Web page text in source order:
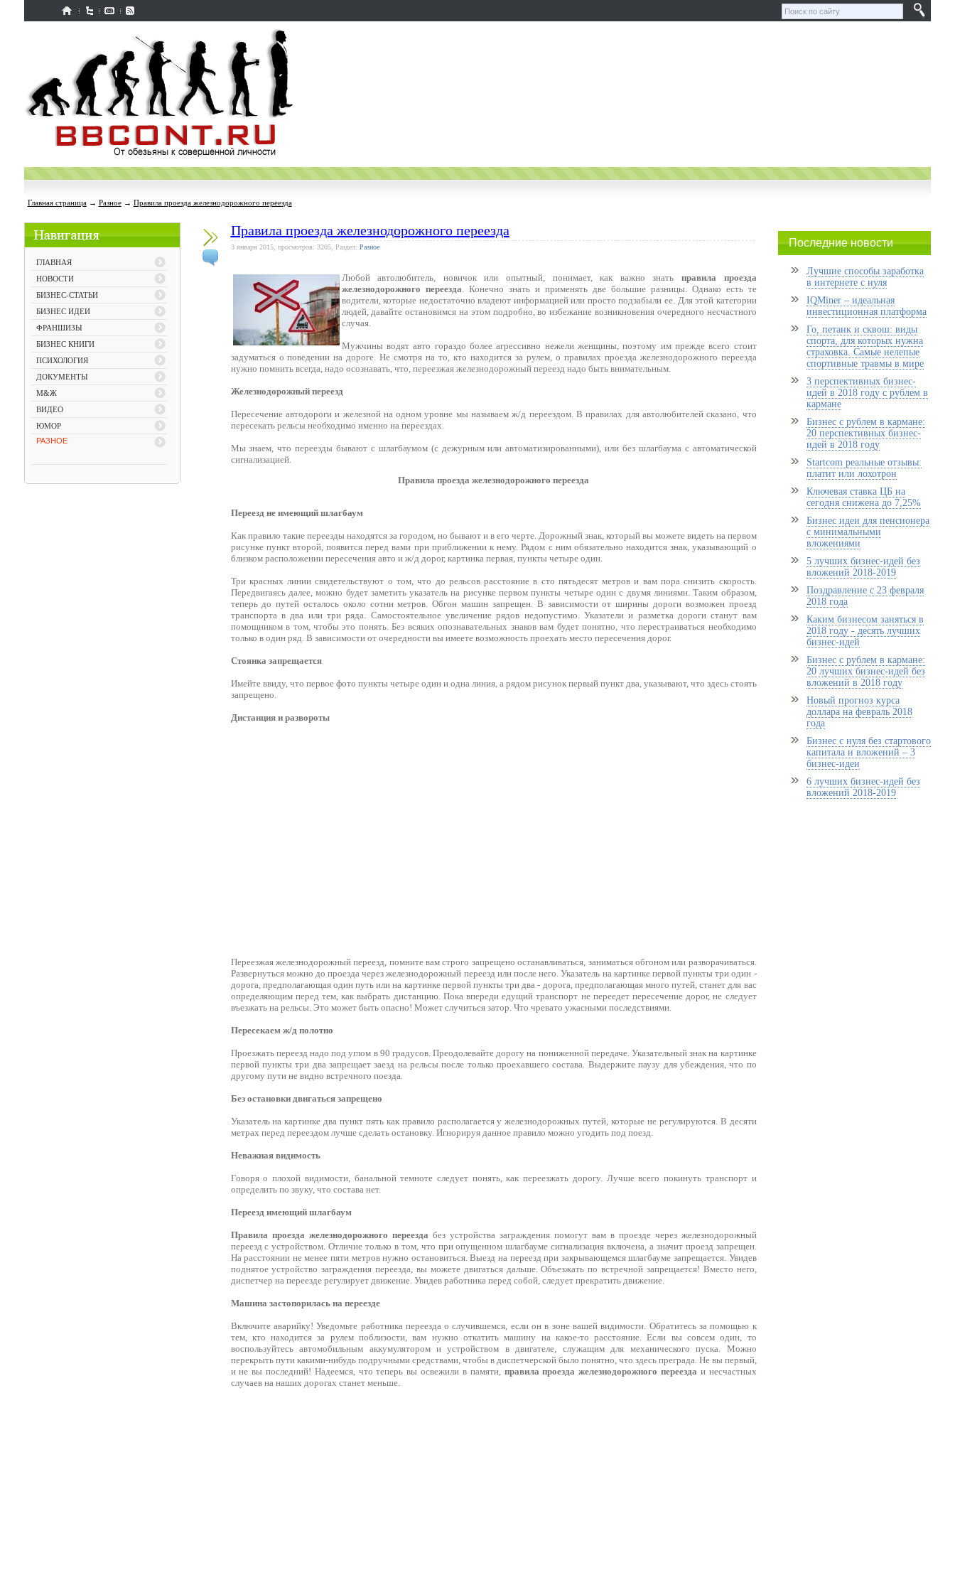
Главная страница→ Разное→ Правила проезда железнодорожного переезда
ГЛАВНАЯ
НОВОСТИ
БИЗНЕС-СТАТЬИ
БИЗНЕС ИДЕИ
ФРАНШИЗЫ
БИЗНЕС КНИГИ
ПСИХОЛОГИЯ
ДОКУМЕНТЫ
М&Ж
ВИДЕО
ЮМОР
РАЗНОЕ
Правила проезда железнодорожного переезда
3 января 2015, просмотров: 3205, Раздел: Разное
Любой автолюбитель, новичок или опытный, понимает, как важно знать правила проезда
железнодорожного переезда. Конечно знать и применять две большие разницы. Однако есть те
водители, которые недостаточно владеют информацией или просто подзабыли ее. Для этой категории
людей, давайте остановимся на этом подробно, во избежание возникновения очередного несчастного
случая.
Мужчины водят авто гораздо более агрессивно нежели женщины, поэтому им прежде всего стоит
задуматься о поведении на дороге. Не смотря на то, кто находится за рулем, о правилах проезда железнодорожного переезда
нужно помнить всегда, надо осознавать, что, переезжая железнодорожный переезд надо быть внимательным.
Железнодорожный переезд
Пересечение автодороги и железной на одном уровне мы называем ж/д переездом. В правилах для автолюбителей сказано, что
пересекать рельсы необходимо именно на переездах.
Мы знаем, что переезды бывают с шлагбаумом (с дежурным или автоматизированными), или без шлагбаума с автоматической
сигнализацией.
Правила проезда железнодорожного переезда
Переезд не имеющий шлагбаум
Как правило такие переезды находятся за городом, но бывают и в его черте. Дорожный знак, который вы можете видеть на первом
рисунке пункт второй, появится перед вами при приближении к нему. Рядом с ним обязательно находится знак, указывающий о
близком расположении пересечения авто и ж/д дорог, картинка первая, пункты четыре один.
Три красных линии свидетельствуют о том, что до рельсов расстояние в сто пятьдесят метров и вам пора снизить скорость.
Передвигаясь далее, можно будет заметить указатель на рисунке первом пункты четыре один с двумя линиями. Таким образом,
теперь до путей осталось около сотни метров. Обгон машин запрещен. В зависимости от ширины дороги возможен проезд
транспорта в два или три ряда. Самостоятельное увеличение рядов недопустимо. Указатели и разметка дороги станут вам
помощником в том, чтобы это понять. Без всяких опознавательных знаков вам будет понятно, что перестраиваться необходимо
только в один ряд. В зависимости от очередности вы имеете возможность проехать место пересечения дорог.
Стоянка запрещается
Имейте ввиду, что первое фото пункты четыре один и одна линия, а рядом рисунок первый пункт два, указывают, что здесь стоять
запрещено.
Дистанция и развороты
Переезжая железнодорожный переезд, помните вам строго запрещено останавливаться, заниматься обгоном или разворачиваться.
Развернуться можно до проезда через железнодорожный переезд или после него. Указатель на картинке первой пункты три один -
дорога, предполагающая один путь или на картинке первой пункты три два - дорога, предполагающая много путей, станет для вас
определяющим перед тем, как выбрать дистанцию. Пока впереди едущий транспорт не переедет пересечение дорог, не следует
въезжать на рельсы. Это может быть опасно! Может случиться затор. Что чревато ужасными последствиями.
Пересекаем ж/д полотно
Проезжать переезд надо под углом в 90 градусов. Преодолевайте дорогу на пониженной передаче. Указательный знак на картинке
первой пункты три два запрещает заезд на рельсы после только проехавшего состава. Выдержите паузу для убеждения, что по
другому пути не видно встречного поезда.
Без остановки двигаться запрещено
Указатель на картинке два пункт пять как правило располагается у железнодорожных путей, которые не регулируются. В десяти
метрах перед переездом лучше сделать остановку. Игнорируя данное правило можно угодить под поезд.
Неважная видимость
Говоря о плохой видимости, банальной темноте следует понять, как переезжать дорогу. Лучше всего покинуть транспорт и
определить по звуку, что состава нет.
Переезд имеющий шлагбаум
Правила проезда железнодорожного переезда без устройства заграждения помогут вам в проезде через железнодорожный
переезд с устройством. Отличие только в том, что при опущенном шлагбауме сигнализация включена, а значит проезд запрещен.
На расстоянии не менее пяти метров нужно остановиться. Выезд на переезд при закрывающемся шлагбауме запрещается. Увидев
поднятое устройство заграждения переезда, вы можете двигаться дальше. Объезжать по встречной запрещается! Вместо него,
диспетчер на переезде регулирует движение. Увидев работника перед собой, следует прекратить движение.
Машина застопорилась на переезде
Включите аварийку! Уведомьте работника переезда о случившемся, если он в зоне вашей видимости. Обратитесь за помощью к
тем, кто находится за рулем поблизости, вам нужно откатить машину на какое-то расстояние. Если вы совсем один, то
воспользуйтесь автомобильным аккумулятором и устройством в двигателе, служащим для механического пуска. Можно
перекрыть пути какими-нибудь подручными средствами, чтобы в диспетчерской было понятно, что здесь преграда. Не вы первый,
и не вы последний! Надеемся, что теперь вы освежили в памяти, правила проезда железнодорожного переезда и несчастных
случаев на наших дорогах станет меньше.
Последние новости
Лучшие способы заработка
в интернете с нуля
IQMiner – идеальная
инвестиционная платформа
Го, петанк и сквош: виды
спорта, для которых нужна
страховка. Самые нелепые
спортивные травмы в мире
3 перспективных бизнес-
идей в 2018 году с рублем в
кармане
Бизнес с рублем в кармане:
20 перспективных бизнес-
идей в 2018 году
Startcom реальные отзывы:
платит или лохотрон
Ключевая ставка ЦБ на
сегодня снижена до 7,25%
Бизнес идеи для пенсионера
с минимальными
вложениями
5 лучших бизнес-идей без
вложений 2018-2019
Поздравление с 23 февраля
2018 года
Каким бизнесом заняться в
2018 году - десять лучших
бизнес-идей
Бизнес с рублем в кармане:
20 лучших бизнес-идей без
вложений в 2018 году
Новый прогноз курса
доллара на февраль 2018
года
Бизнес с нуля без стартового
капитала и вложений – 3
бизнес-идеи
6 лучших бизнес-идей без
вложений 2018-2019